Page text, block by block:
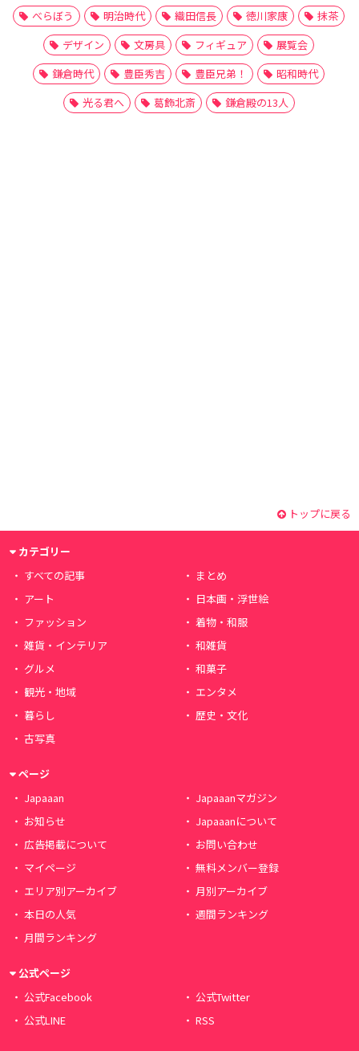
べらぼう
明治時代 織田信長 徳川家康
抹茶
デザイン
文房具 フィギュア
展覧会
鎌倉時代
豊臣秀吉 豊臣兄弟！
昭和時代
光る君へ
葛飾北斎 鎌倉殿の13人
トップに戻る
カテゴリー
すべての記事
まとめ
アート
日本画・浮世絵
ファッション
着物・和服
雑貨・インテリア
和雑貨
グルメ
和菓子
観光・地域
エンタメ
暮らし
歴史・文化
古写真
ページ
Japaaan
Japaaanマガジン
お知らせ
Japaaanについて
広告掲載について
お問い合わせ
マイページ
無料メンバー登録
エリア別アーカイブ
月別アーカイブ
本日の人気
週間ランキング
月間ランキング
公式ページ
公式Facebook
公式Twitter
公式LINE
RSS